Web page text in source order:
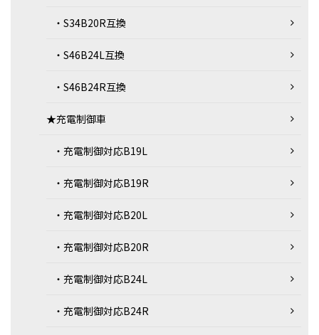
・S34B20R互換
・S46B24L互換
・S46B24R互換
★充電制御車
・充電制御対応B19L
・充電制御対応B19R
・充電制御対応B20L
・充電制御対応B20R
・充電制御対応B24L
・充電制御対応B24R